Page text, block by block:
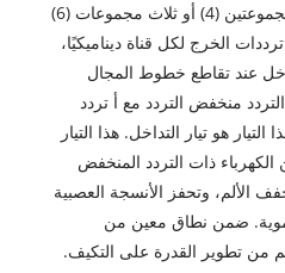
إلى جسم الإنسان من خلال مجموعتين (4) أو ثلاث مجموعات (6)
الخرج لكل قناة ديناميكيًا،
عند تقاطع خطوط المجال
منخفض التردد مع أ تردد
199 هرتز. هذا التيار هو تيار التداخل. هذا التيار
ذات التردد المنخفض
الألم، وتحفز الأنسجة العصبية
ضمن نطاق معين من
من تطوير القدرة على التكيف.